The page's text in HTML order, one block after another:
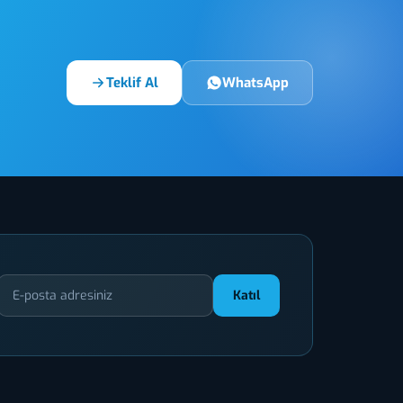
Teklif Al WhatsApp
Katıl